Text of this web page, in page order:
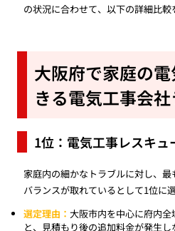
の状況に合わせて、以下の詳細比較
大阪府で家庭の
きる電気工事会
1位：電気工事レスキ
家庭内の細かなトラブルに対し、
バランスが取れているとして1位に
選定理由：大阪市内を中心に府内
と、見積もり後の追加料金が発生